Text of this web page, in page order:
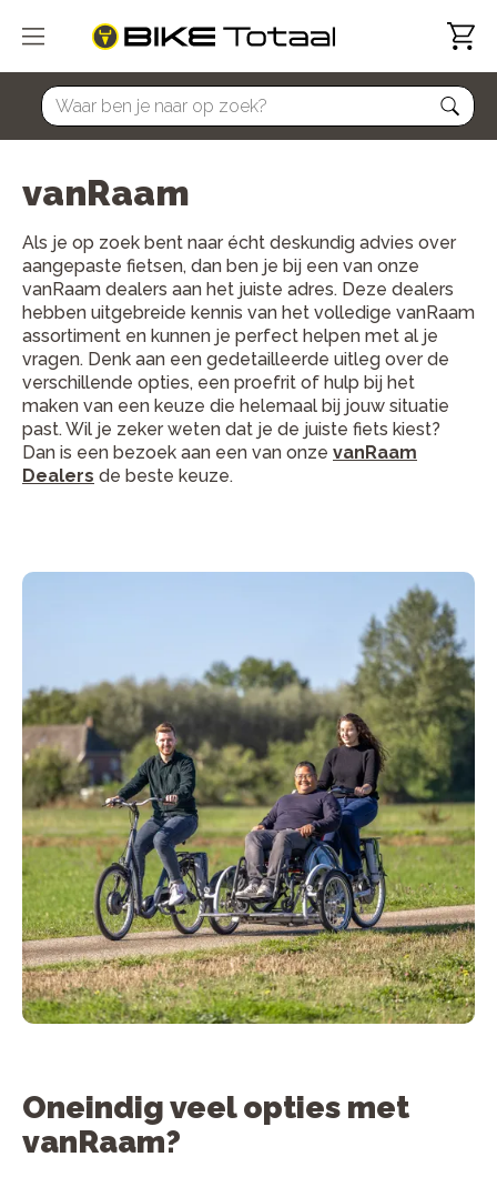
home
vanRaam
Als je op zoek bent naar écht deskundig advies over
aangepaste fietsen, dan ben je bij een van onze
vanRaam dealers aan het juiste adres. Deze dealers
hebben uitgebreide kennis van het volledige vanRaam
assortiment en kunnen je perfect helpen met al je
vragen. Denk aan een gedetailleerde uitleg over de
verschillende opties, een proefrit of hulp bij het
maken van een keuze die helemaal bij jouw situatie
past. Wil je zeker weten dat je de juiste fiets kiest?
Dan is een bezoek aan een van onze vanRaam
Dealers de beste keuze.
Oneindig veel opties met
vanRaam?